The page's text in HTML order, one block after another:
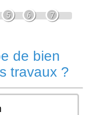
5 6 7
de bien
travaux ?